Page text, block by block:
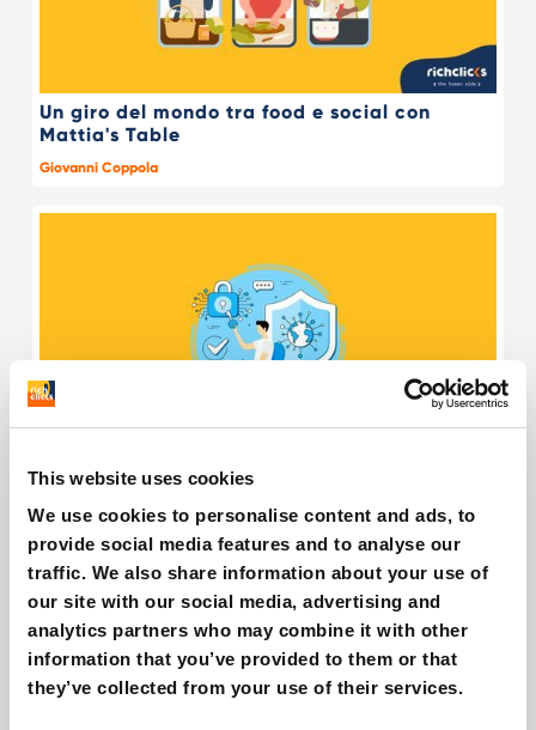
This website uses cookies
We use cookies to personalise content and ads, to
provide social media features and to analyse our
traffic. We also share information about your use of
our site with our social media, advertising and
analytics partners who may combine it with other
information that you’ve provided to them or that
they’ve collected from your use of their services.
Un giro del mondo tra food e social con
Mattia's Table
Giovanni Coppola
Come funziona il marketing di NordVPN
Italia?
Giovanni Coppola